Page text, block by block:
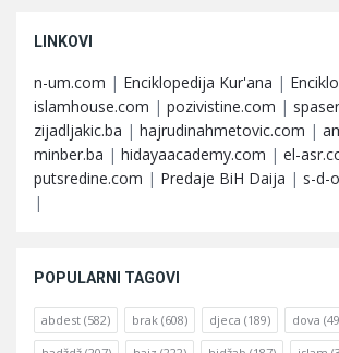
LINKOVI
n-um.com | Enciklopedija Kur'ana |
islamhouse.com | pozivistine.com |
zijadljakic.ba | hajrudinahmetovic.com |
minber.ba | hidayaacademy.com | el-
putsredine.com | Predaje BiH Daija | s-d-
|
POPULARNI TAGOVI
abdest (582) brak (608) djeca (189) dova